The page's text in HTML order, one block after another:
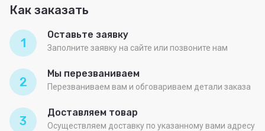
Как заказать
1
Оставьте заявку
Заполните заявку на сайте или позвоните нам
2
Мы перезваниваем
Перезваниваем вам и обговариваем детали заказа
3
Доставляем товар
Осуществляем доставку по указанному вами адресу